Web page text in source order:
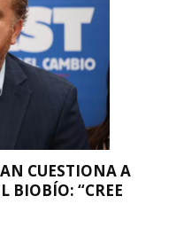
CUESTIONA A
BIOBÍO: “CREE